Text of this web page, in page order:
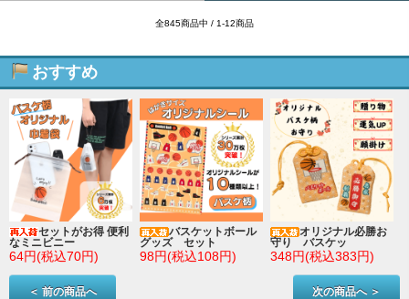
全845商品中 / 1-12商品
おすすめ
セットがお得 便利
なミニビニー
64円(税込70円)
バスケットボール
グッズ セット
98円(税込108円)
オリジナル必勝お
守り バスケッ
348円(税込383円)
＜ 前の商品へ 次の商品へ ＞